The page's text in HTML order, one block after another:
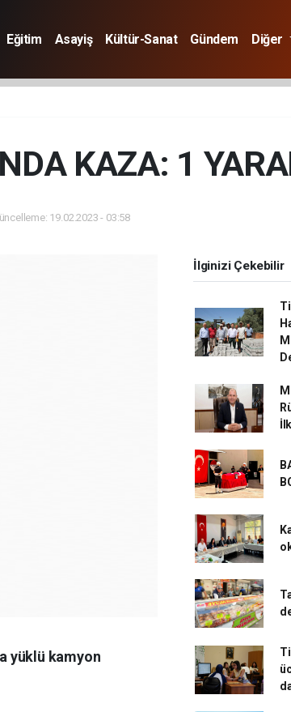
Eğitim Asayiş Kültür-Sanat Gündem Diğer
KAZA: 1
19.02.2023 - 03:58
yüklü kamyon
İlginizi Çekebilir